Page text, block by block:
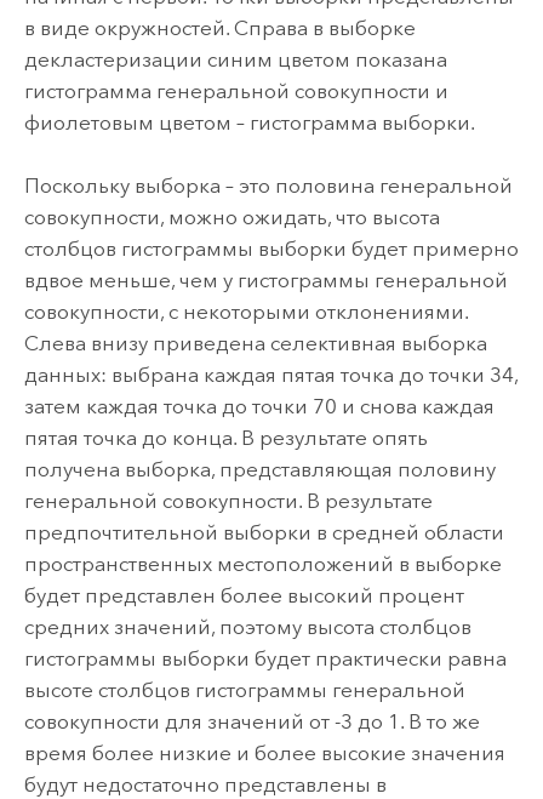
в виде окружностей. Справа в выборке
декластеризации синим цветом показана
гистограмма генеральной совокупности и
фиолетовым цветом – гистограмма выборки.
Поскольку выборка – это половина генеральной
совокупности, можно ожидать, что высота
столбцов гистограммы выборки будет примерно
вдвое меньше, чем у гистограммы генеральной
совокупности, с некоторыми отклонениями.
Слева внизу приведена селективная выборка
данных: выбрана каждая пятая точка до точки 34,
затем каждая точка до точки 70 и снова каждая
пятая точка до конца. В результате опять
получена выборка, представляющая половину
генеральной совокупности. В результате
предпочтительной выборки в средней области
пространственных местоположений в выборке
будет представлен более высокий процент
средних значений, поэтому высота столбцов
гистограммы выборки будет практически равна
высоте столбцов гистограммы генеральной
совокупности для значений от -3 до 1. В то же
время более низкие и более высокие значения
будут недостаточно представлены в